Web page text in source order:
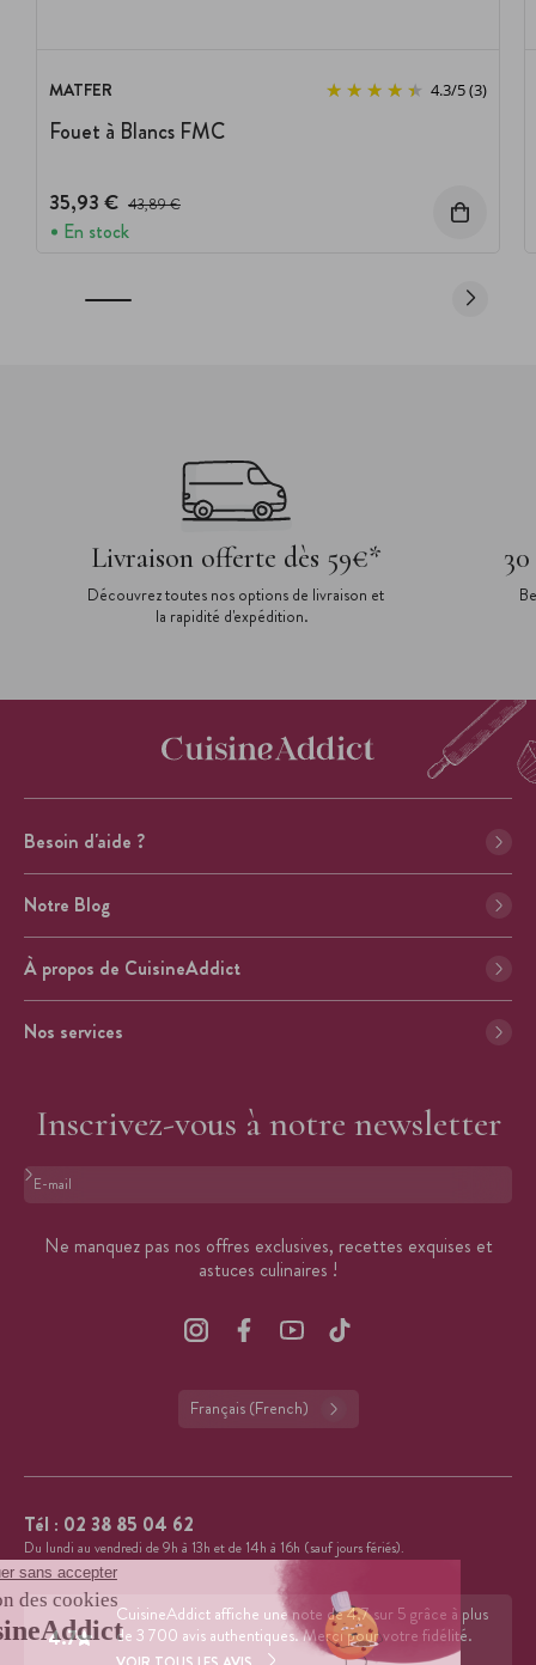
MATFER 4.3/5(3)
Fouet à Blancs FMC
35,93 € Prix avant réduction :
43,89 €
En stock
Livraison offerte dès 59€*
Découvrez toutes nos options de livraison et
la rapidité d'expédition.
Besoin d'aide ?
Notre Blog
À propos de CuisineAddict
Nos services
Inscrivez-vous à notre newsletter
Format : adresse@email.com
Ne manquez pas nos offres exclusives, recettes exquises et
astuces culinaires !
Français (French)
Tél : 02 38 85 04 62
Du lundi au vendredi de 9h à 13h et de 14h à 16h (sauf jours fériés).
4.7
CuisineAddict affiche une note de 4,7 sur 5 grâce à plus
de 3 700 avis authentiques. Merci pour votre fidélité.